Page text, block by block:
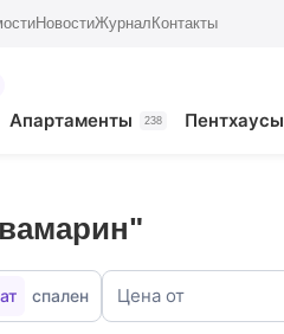
НовостиЖурнал Контакты
Апартаменты 238 Пентхаусы
спален Цена от